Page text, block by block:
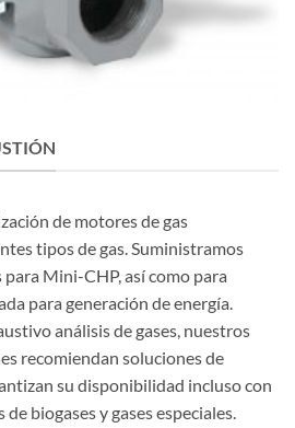
de motores de gas
tipos de gas. Suministramos
Mini-CHP, así como para
para generación de energía.
análisis de gases, nuestros
recomiendan soluciones de
su disponibilidad incluso con
biogases y gases especiales.